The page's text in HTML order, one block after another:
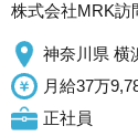
株式会社MRK訪
神奈川県 横
月給37万
正社員